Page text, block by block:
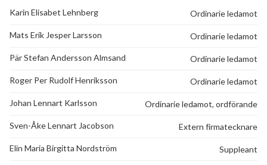
Karin Elisabet Lehnberg Ordinarie ledamot
Mats Erik Jesper Larsson Ordinarie ledamot
Pär Stefan Andersson Almsand Ordinarie ledamot
Roger Per Rudolf Henriksson Ordinarie ledamot
Johan Lennart Karlsson Ordinarie ledamot, ordförande
Sven-Åke Lennart Jacobson Extern firmatecknare
Elin Maria Birgitta Nordström Suppleant